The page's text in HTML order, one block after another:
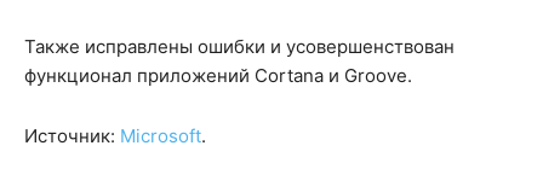
Также исправлены ошибки и усовершенствован
функционал приложений Cortana и Groove.
Источник: Microsoft.